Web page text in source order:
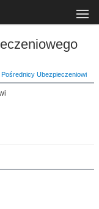
Pośrednicy Ubezpieczeniowi